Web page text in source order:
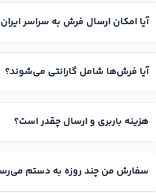
آیا امکان ارسال فرش به سراسر
آیا فرش‌ها شامل گارانتی می‌شوند؟
هزینه باربری و ارسال چقدر است؟
سفارش من چند روزه به دستم